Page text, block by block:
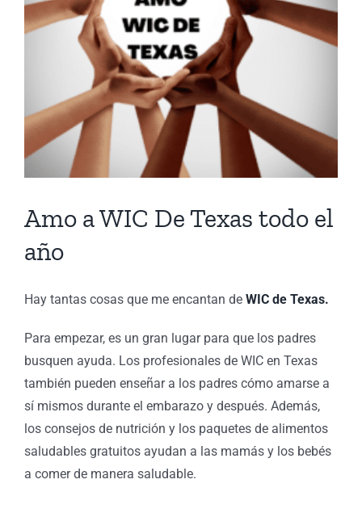
Amo a WIC De Texas todo el
año
Hay tantas cosas que me encantan de WIC de Texas.
Para empezar, es un gran lugar para que los padres
busquen ayuda. Los profesionales de WIC en Texas
también pueden enseñar a los padres cómo amarse a
sí mismos durante el embarazo y después. Además,
los consejos de nutrición y los paquetes de alimentos
saludables gratuitos ayudan a las mamás y los bebés
a comer de manera saludable.